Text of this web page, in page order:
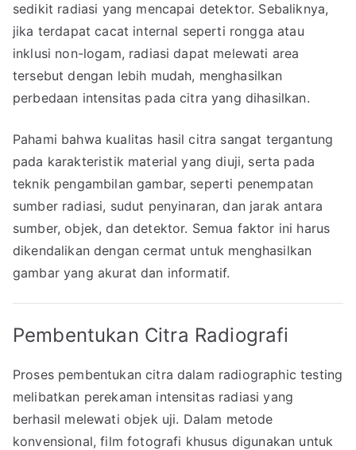
sedikit radiasi yang mencapai detektor. Sebaliknya,
jika terdapat cacat internal seperti rongga atau
inklusi non-logam, radiasi dapat melewati area
tersebut dengan lebih mudah, menghasilkan
perbedaan intensitas pada citra yang dihasilkan.
Pahami bahwa kualitas hasil citra sangat tergantung
pada karakteristik material yang diuji, serta pada
teknik pengambilan gambar, seperti penempatan
sumber radiasi, sudut penyinaran, dan jarak antara
sumber, objek, dan detektor. Semua faktor ini harus
dikendalikan dengan cermat untuk menghasilkan
gambar yang akurat dan informatif.
Pembentukan Citra Radiografi
Proses pembentukan citra dalam radiographic testing
melibatkan perekaman intensitas radiasi yang
berhasil melewati objek uji. Dalam metode
konvensional, film fotografi khusus digunakan untuk